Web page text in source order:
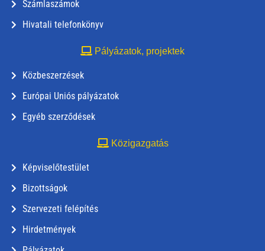
Számlaszámok
Hivatali telefonkönyv
Pályázatok, projektek
Közbeszerzések
Európai Uniós pályázatok
Egyéb szerződések
Közigazgatás
Képviselőtestület
Bizottságok
Szervezeti felépítés
Hirdetmények